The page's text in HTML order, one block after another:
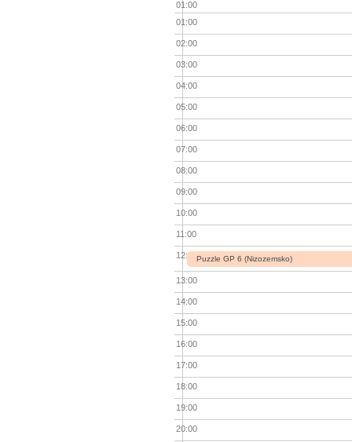
01:00
01:00
02:00
03:00
04:00
05:00
06:00
07:00
08:00
09:00
10:00
11:00
12:00Puzzle GP 6 (Nizozemsko)
13:00
14:00
15:00
16:00
17:00
18:00
19:00
20:00